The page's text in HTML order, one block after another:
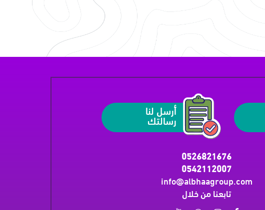
أرسل لنا
رسالتك
0526821676
0542112007
info@albhaagroup.com
تابعنا من خلال